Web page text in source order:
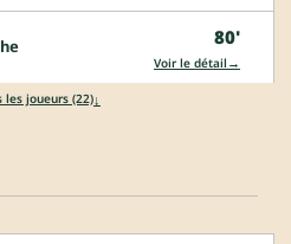
80'
Voir le détail →
les joueurs (22)↓